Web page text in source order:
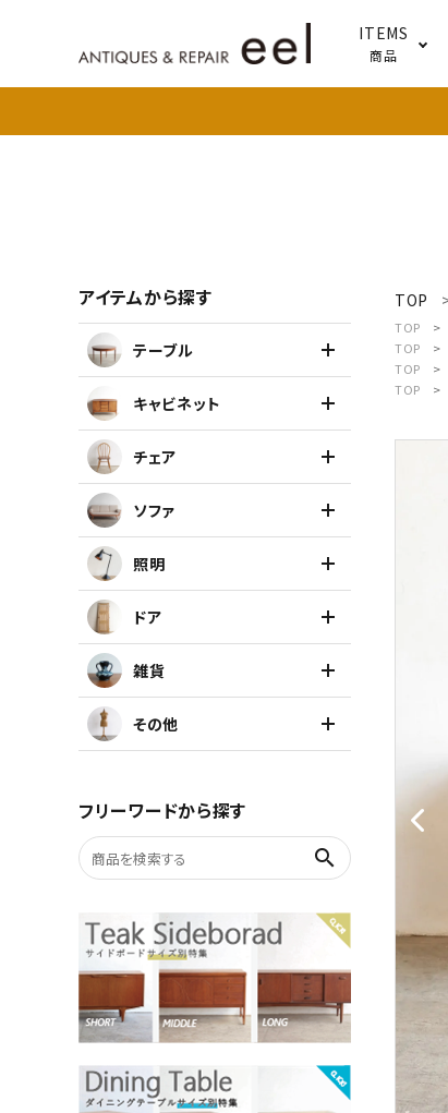
ITEMS
商品
アイテムを探す
テーブル
キャビネット
チェア
ソファ
照明
雑貨
お気に入りリスト
TOP
TOP
TOP
TOP
TOP
アイテムから探す
テーブル
キャビネット
チェア
ソファ
照明
ドア
雑貨
その他
フリーワードから探す
search